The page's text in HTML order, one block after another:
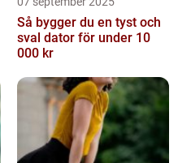
Så bygger du en tyst och
sval dator för under 10
000 kr